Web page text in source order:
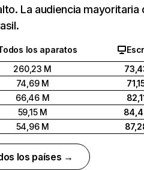
La audiencia
los aparatos
260,23 M
74,69 M
66,46 M
59,15 M
54,96 M
los países →